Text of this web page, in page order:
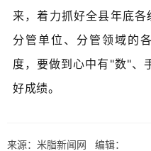
来，着力抓好全县年底
分管单位、分管领域的
度，要做到心中有"数"、
好成绩。
来源：米脂新闻网 编辑：